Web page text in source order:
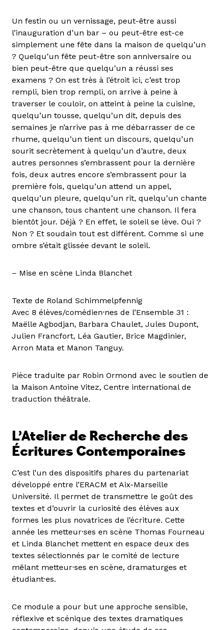
Un festin ou un vernissage, peut-être aussi
l’inauguration d’un bar – ou peut-être est-ce
simplement une fête dans la maison de quelqu’un
? Quelqu’un fête peut-être son anniversaire ou
bien peut-être que quelqu’un a réussi ses
examens ? On est très à l’étroit ici, c’est trop
rempli, bien trop rempli, on arrive à peine à
traverser le couloir, on atteint à peine la cuisine,
quelqu’un tousse, quelqu’un dit, depuis des
semaines je n’arrive pas à me débarrasser de ce
rhume, quelqu’un tient un discours, quelqu’un
sourit secrètement à quelqu’un d’autre, deux
autres personnes s’embrassent pour la dernière
fois, deux autres encore s’embrassent pour la
première fois, quelqu’un attend un appel,
quelqu’un pleure, quelqu’un rit, quelqu’un chante
une chanson, tous chantent une chanson. Il fera
bientôt jour. Déjà ? En effet, le soleil se lève. Oui ?
Non ? Et soudain tout est différent. Comme si une
ombre s’était glissée devant le soleil.
– Mise en scène Linda Blanchet
Texte de Roland Schimmelpfennig
Avec 8 élèves/comédien·nes de l’Ensemble 31 :
Maëlle Agbodjan, Barbara Chaulet, Jules Dupont,
Julien Francfort, Léa Gautier, Brice Magdinier,
Arron Mata et Manon Tanguy.
Pièce traduite par Robin Ormond avec le soutien de
la Maison Antoine Vitez, Centre international de
traduction théâtrale.
L’Atelier de Recherche des
Écritures Contemporaines
C’est l’un des dispositifs phares du partenariat
développé entre l’ERACM et Aix-Marseille
Université. Il permet de transmettre le goût des
textes et d’ouvrir la curiosité des élèves aux
formes les plus novatrices de l’écriture. Cette
année les metteur·ses en scène Thomas Fourneau
et Linda Blanchet mettent en espace deux des
textes sélectionnés par le comité de lecture
mêlant metteur·ses en scène, dramaturges et
étudiant·es.
Ce module a pour but une approche sensible,
réflexive et scénique des textes dramatiques